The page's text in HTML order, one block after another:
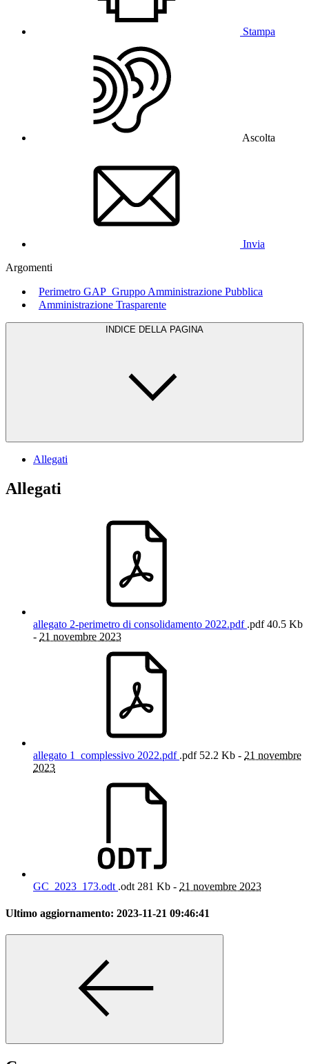
Stampa
Ascolta
Invia
Argomenti
Perimetro GAP_Gruppo Amministrazione Pubblica
Amministrazione Trasparente
INDICE DELLA PAGINA
Allegati
Allegati
allegato 2-perimetro di consolidamento 2022.pdf .pdf40.5 Kb
- 21 novembre 2023
allegato 1_complessivo 2022.pdf .pdf52.2 Kb - 21 novembre
2023
GC_2023_173.odt .odt 281 Kb - 21 novembre 2023
Ultimo aggiornamento: 2023-11-21 09:46:41